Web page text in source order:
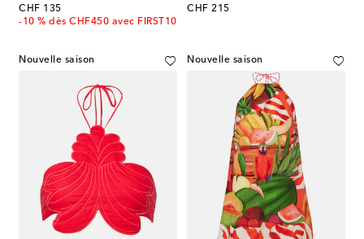
CHF 135
original price
-10 % dès CHF450 avec FIRST10
CHF 215
original price
Nouvelle saison Nouvelle saison